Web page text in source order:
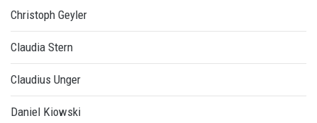
Christoph Geyler
Claudia Stern
Claudius Unger
Daniel Kiowski